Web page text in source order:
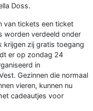
Doss.
van tickets een ticket
worden verdeeld onder
krijgen zij gratis toegang
er op zondag 24
in
Gezinnen die normaal
vieren, kunnen nu
cadeautjes voor